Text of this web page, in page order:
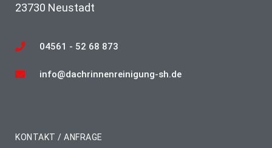
23730 Neustadt
04561 - 52 68 873
info@dachrinnenreinigung-sh.de
KONTAKT / ANFRAGE